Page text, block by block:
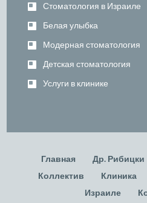
Стоматология в Израиле
Белая улыбка
Модерная стоматология
Детская стоматология
Услуги в клинике
Главная Др. Рибицки
Коллектив
Клиника
Израиле